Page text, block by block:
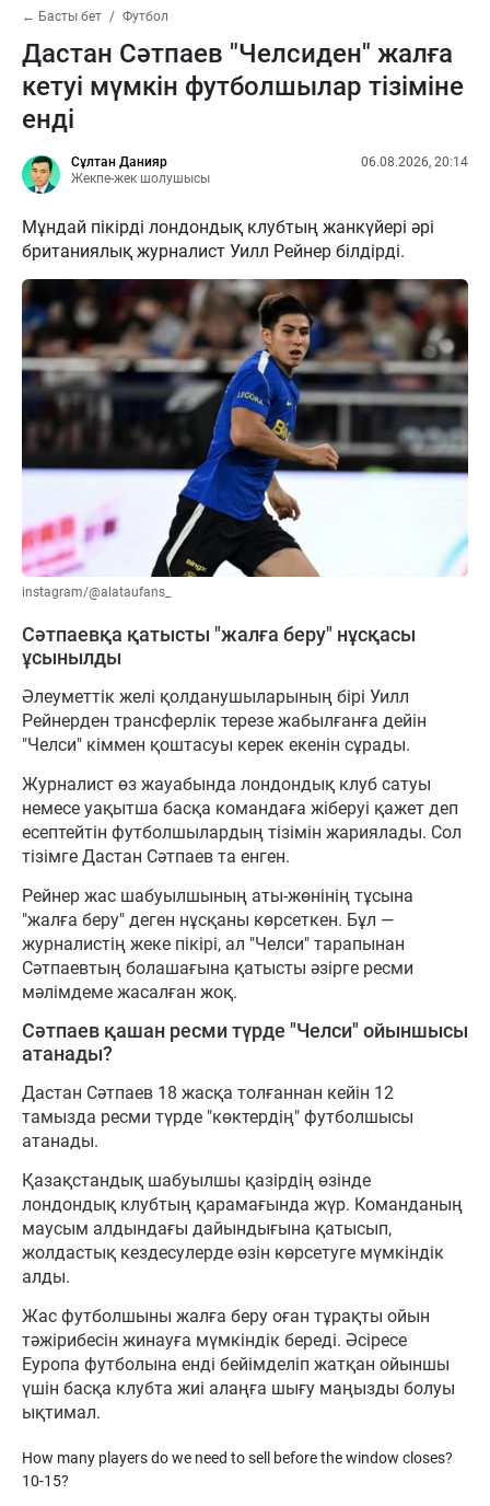
← Басты бет Футбол
Дастан Сәтпаев "Челсиден" жалға
кетуі мүмкін футболшылар тізіміне
енді
Сұлтан Данияр
Жекпе-жек шолушысы
06.08.2026, 20:14
Мұндай пікірді лондондық клубтың жанкүйері әрі
британиялық журналист Уилл Рейнер білдірді.
instagram/@alataufans_
Сәтпаевқа қатысты "жалға беру" нұсқасы
ұсынылды
Әлеуметтік желі қолданушыларының бірі Уилл
Рейнерден трансферлік терезе жабылғанға дейін
"Челси" кіммен қоштасуы керек екенін сұрады.
Журналист өз жауабында лондондық клуб сатуы
немесе уақытша басқа командаға жіберуі қажет деп
есептейтін футболшылардың тізімін жариялады. Сол
тізімге Дастан Сәтпаев та енген.
Рейнер жас шабуылшының аты-жөнінің тұсына
"жалға беру" деген нұсқаны көрсеткен. Бұл —
журналистің жеке пікірі, ал "Челси" тарапынан
Сәтпаевтың болашағына қатысты әзірге ресми
мәлімдеме жасалған жоқ.
Сәтпаев қашан ресми түрде "Челси" ойыншысы
атанады?
Дастан Сәтпаев 18 жасқа толғаннан кейін 12
тамызда ресми түрде "көктердің" футболшысы
атанады.
Қазақстандық шабуылшы қазірдің өзінде
лондондық клубтың қарамағында жүр. Команданың
маусым алдындағы дайындығына қатысып,
жолдастық кездесулерде өзін көрсетуге мүмкіндік
алды.
Жас футболшыны жалға беру оған тұрақты ойын
тәжірибесін жинауға мүмкіндік береді. Әсіресе
Еуропа футболына енді бейімделіп жатқан ойыншы
үшін басқа клубта жиі алаңға шығу маңызды болуы
ықтимал.
How many players do we need to sell before the window closes?
10-15?